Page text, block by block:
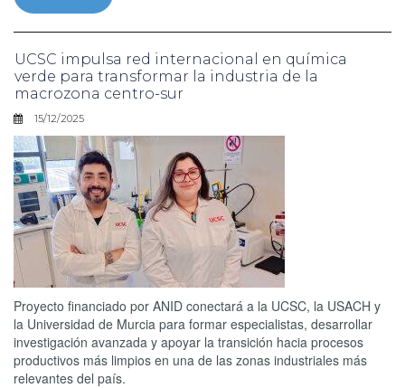
UCSC impulsa red internacional en química
verde para transformar la industria de la
macrozona centro-sur
15/12/2025
Proyecto financiado por ANID conectará a la UCSC, la USACH y
la Universidad de Murcia para formar especialistas, desarrollar
investigación avanzada y apoyar la transición hacia procesos
productivos más limpios en una de las zonas industriales más
relevantes del país.